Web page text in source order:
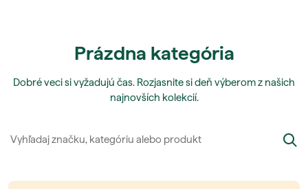
Prázdna kategória
Dobré veci si vyžadujú čas. Rozjasnite si deň výberom z našich
najnovších kolekcií.